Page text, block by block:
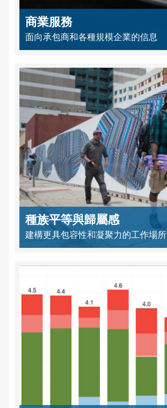
商業服務
面向承包商和各種規模企業的信息
種族平等與歸屬感
建構更具包容性和凝聚力的工作場所